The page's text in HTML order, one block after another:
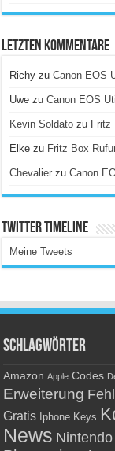
Letzten Kommentare
Richy zuCanon EOS
Uwe zuCanon EOS
Kevin Soldato zu Fritz
Elke zu Fritz Box
Chevalier zuCanon
Twitter Timeline
Meine Tweets
Schlagwörter
Amazon Apple Codes
Erweiterung
Gratis Iphone Keys
News Nintendo